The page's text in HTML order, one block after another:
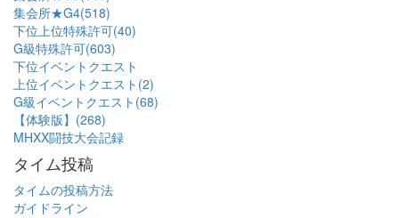
集会所★G4(518)
下位上位特殊許可(40)
G級特殊許可(603)
下位イベントクエスト
上位イベントクエスト(2)
G級イベントクエスト(68)
【体験版】(268)
MHXX闘技大会記録
タイム投稿
タイムの投稿方法
ガイドライン